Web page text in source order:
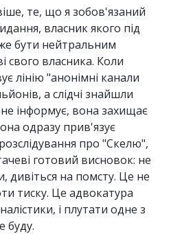
те, що я зобов'язаний
власник якого під
бути нейтральним
свого власника. Коли
лінію "анонімні канали
а слідчі знайшли
інформує, вона захищає
одразу прив'язує
про "Скелю",
готовий висновок: не
дивіться на помсту. Це не
тиску. Це адвокатура
і плутати одне з
буду.